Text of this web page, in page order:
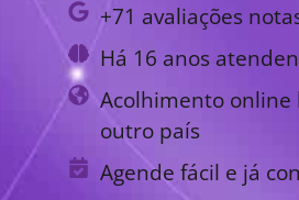
+71 avaliações
Há 16 anos
Acolhimento online
outro país
Agende fácil e já